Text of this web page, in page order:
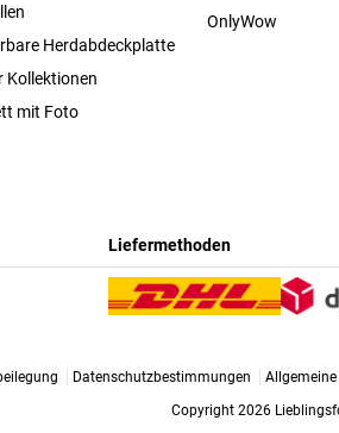
Herdabdeckplatte
Kollektionen
mit Foto
OnlyWow
Liefermethoden
Datenschutzbestimmungen
Copyright 2026